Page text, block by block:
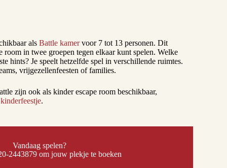
als Battle kamervoor 7 tot 13 personen. Dit
room in twee groepen tegen elkaar kunt spelen. Welke
hints? Je speelt hetzelfde spel in verschillende ruimtes.
vrijgezellenfeesten of families.
zijn ook als kinder escape room beschikbaar,
.
Vandaag spelen?
2443879 om jouw plekje te boeken